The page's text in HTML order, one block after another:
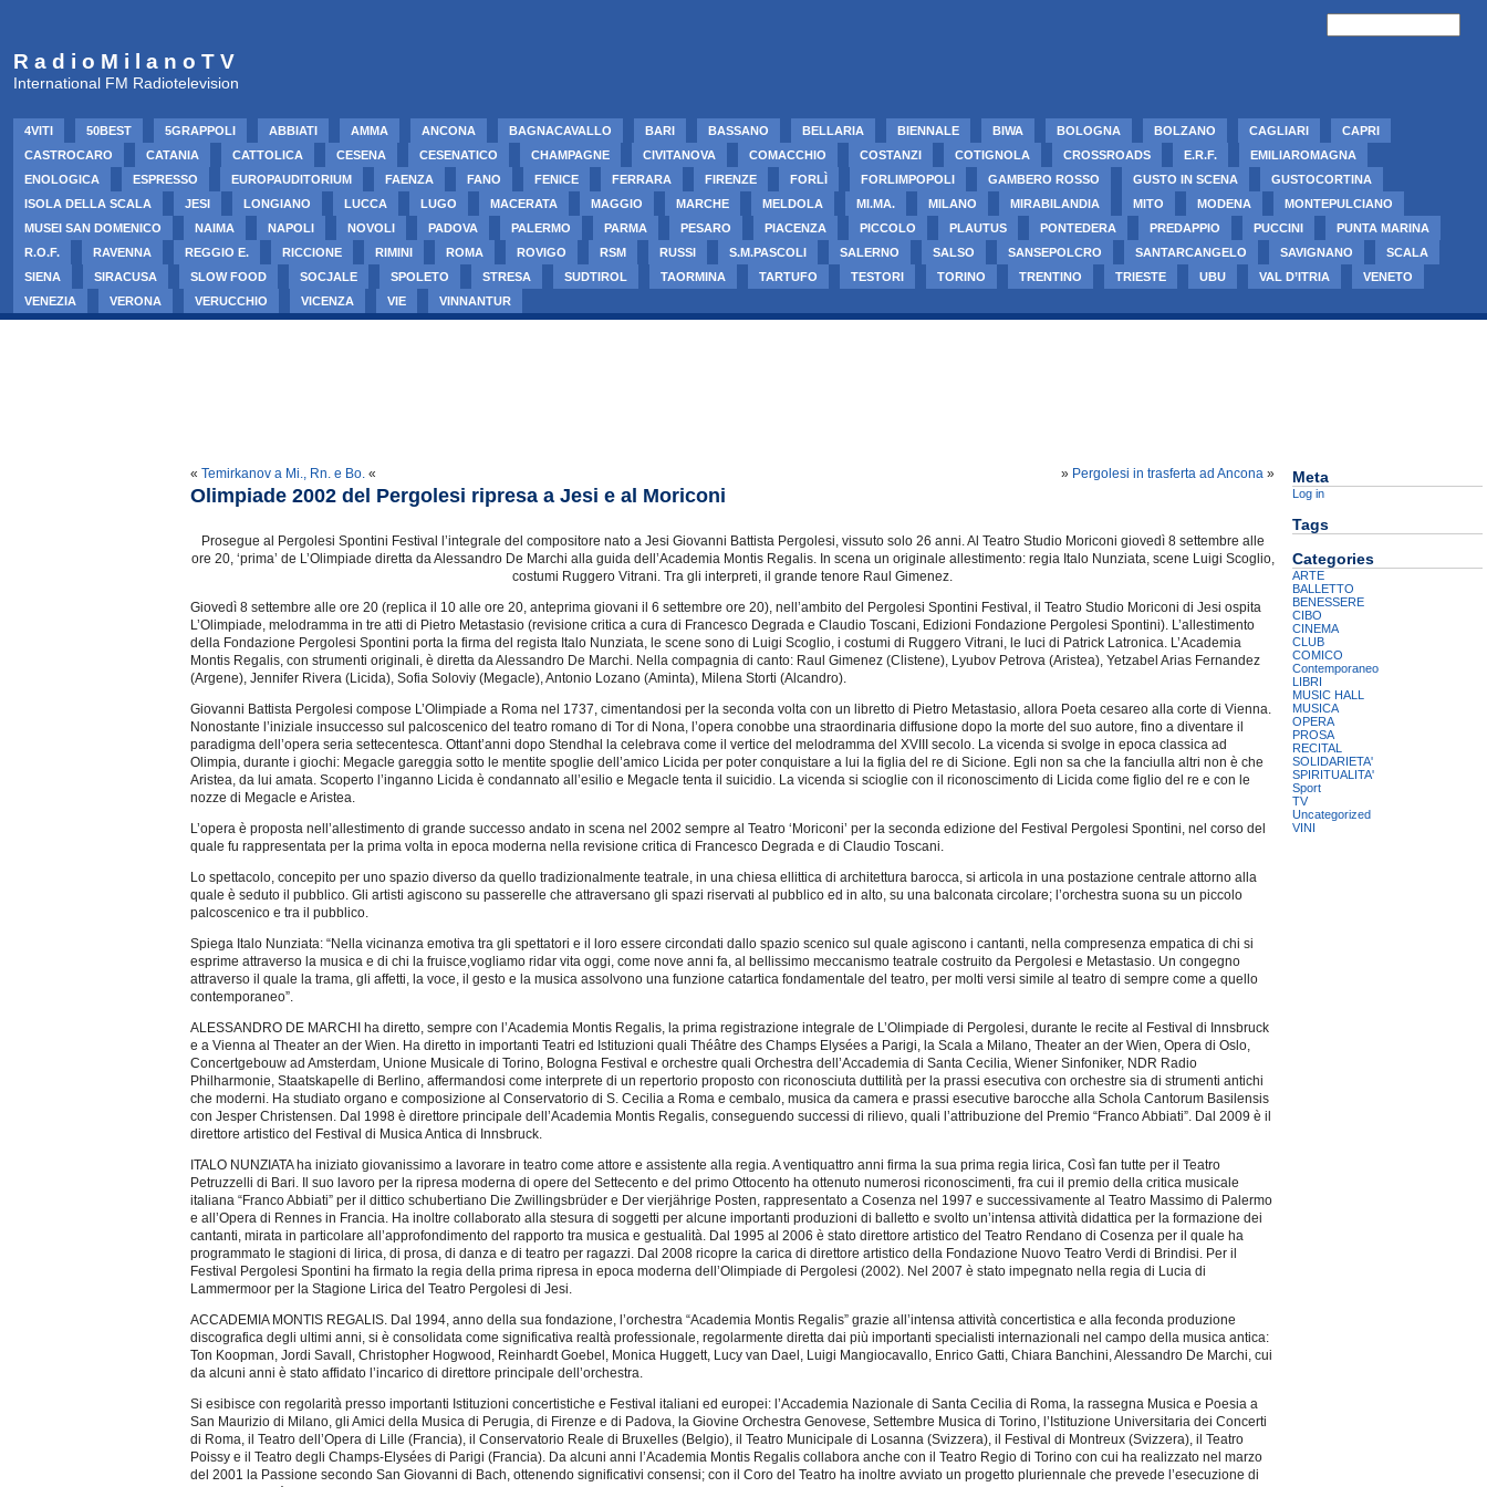
R a d i o M i l a n o T V
International FM Radiotelevision
4VITI 50BEST 5GRAPPOLI ABBIATI AMMA ANCONA BAGNACAVALLO BARI BASSANO BELLARIA BIENNALE BIWA BOLOGNA BOLZANO CAGLIARI
CAPRI
CASTROCARO
CATANIA CATTOLICA CESENA CESENATICO CHAMPAGNE CIVITANOVA COMACCHIO COSTANZI COTIGNOLA CROSSROADS E.R.F.
EMILIAROMAGNA
ENOLOGICA
ESPRESSO EUROPAUDITORIUM FAENZA FANO FENICE FERRARA FIRENZE FORLÌ FORLIMPOPOLI GAMBERO ROSSO GUSTO IN SCENA
GUSTOCORTINA
ISOLA DELLA SCALA
JESI LONGIANO LUCCA LUGO MACERATA MAGGIO MARCHE MELDOLA MI.MA. MILANO MIRABILANDIA MITO MODENA
MONTEPULCIANO
MUSEI SAN DOMENICO
NAIMA NAPOLI NOVOLI PADOVA PALERMO PARMA PESARO PIACENZA PICCOLO PLAUTUS PONTEDERA PREDAPPIO PUCCINI
PUNTA MARINA
R.O.F.
RAVENNA REGGIO E. RICCIONE RIMINI ROMA ROVIGO RSM RUSSI S.M.PASCOLI SALERNO SALSO SANSEPOLCRO SANTARCANGELO SAVIGNANO
SCALA
SIENA
SIRACUSA SLOW FOOD SOCJALE SPOLETO STRESA SUDTIROL TAORMINA TARTUFO TESTORI TORINO TRENTINO TRIESTE UBU VAL D’ITRIA
VENETO
VENEZIA
VERONA VERUCCHIO VICENZA VIE VINNANTUR
« Temirkanov a Mi., Rn. e Bo. « » Pergolesi in trasferta ad Ancona »
Olimpiade 2002 del Pergolesi ripresa a Jesi e al Moriconi
Prosegue al Pergolesi Spontini Festival l’integrale del compositore nato a Jesi Giovanni Battista Pergolesi, vissuto solo 26 anni. Al Teatro Studio Moriconi giovedì 8 settembre alle
ore 20, ‘prima’ de L’Olimpiade diretta da Alessandro De Marchi alla guida dell’Academia Montis Regalis. In scena un originale allestimento: regia Italo Nunziata, scene Luigi Scoglio,
costumi Ruggero Vitrani. Tra gli interpreti, il grande tenore Raul Gimenez.
Giovedì 8 settembre alle ore 20 (replica il 10 alle ore 20, anteprima giovani il 6 settembre ore 20), nell’ambito del Pergolesi Spontini Festival, il Teatro Studio Moriconi di Jesi ospita
L’Olimpiade, melodramma in tre atti di Pietro Metastasio (revisione critica a cura di Francesco Degrada e Claudio Toscani, Edizioni Fondazione Pergolesi Spontini). L’allestimento
della Fondazione Pergolesi Spontini porta la firma del regista Italo Nunziata, le scene sono di Luigi Scoglio, i costumi di Ruggero Vitrani, le luci di Patrick Latronica. L’Academia
Montis Regalis, con strumenti originali, è diretta da Alessandro De Marchi. Nella compagnia di canto: Raul Gimenez (Clistene), Lyubov Petrova (Aristea), Yetzabel Arias Fernandez
(Argene), Jennifer Rivera (Licida), Sofia Soloviy (Megacle), Antonio Lozano (Aminta), Milena Storti (Alcandro).
Giovanni Battista Pergolesi compose L’Olimpiade a Roma nel 1737, cimentandosi per la seconda volta con un libretto di Pietro Metastasio, allora Poeta cesareo alla corte di Vienna.
Nonostante l’iniziale insuccesso sul palcoscenico del teatro romano di Tor di Nona, l’opera conobbe una straordinaria diffusione dopo la morte del suo autore, fino a diventare il
paradigma dell’opera seria settecentesca. Ottant’anni dopo Stendhal la celebrava come il vertice del melodramma del XVIII secolo. La vicenda si svolge in epoca classica ad
Olimpia, durante i giochi: Megacle gareggia sotto le mentite spoglie dell’amico Licida per poter conquistare a lui la figlia del re di Sicione. Egli non sa che la fanciulla altri non è che
Aristea, da lui amata. Scoperto l’inganno Licida è condannato all’esilio e Megacle tenta il suicidio. La vicenda si scioglie con il riconoscimento di Licida come figlio del re e con le
nozze di Megacle e Aristea.
L’opera è proposta nell’allestimento di grande successo andato in scena nel 2002 sempre al Teatro ‘Moriconi’ per la seconda edizione del Festival Pergolesi Spontini, nel corso del
quale fu rappresentata per la prima volta in epoca moderna nella revisione critica di Francesco Degrada e di Claudio Toscani.
Lo spettacolo, concepito per uno spazio diverso da quello tradizionalmente teatrale, in una chiesa ellittica di architettura barocca, si articola in una postazione centrale attorno alla
quale è seduto il pubblico. Gli artisti agiscono su passerelle che attraversano gli spazi riservati al pubblico ed in alto, su una balconata circolare; l’orchestra suona su un piccolo
palcoscenico e tra il pubblico.
Spiega Italo Nunziata: “Nella vicinanza emotiva tra gli spettatori e il loro essere circondati dallo spazio scenico sul quale agiscono i cantanti, nella compresenza empatica di chi si
esprime attraverso la musica e di chi la fruisce,vogliamo ridar vita oggi, come nove anni fa, al bellissimo meccanismo teatrale costruito da Pergolesi e Metastasio. Un congegno
attraverso il quale la trama, gli affetti, la voce, il gesto e la musica assolvono una funzione catartica fondamentale del teatro, per molti versi simile al teatro di sempre come a quello
contemporaneo”.
ALESSANDRO DE MARCHI ha diretto, sempre con l’Academia Montis Regalis, la prima registrazione integrale de L’Olimpiade di Pergolesi, durante le recite al Festival di Innsbruck
e a Vienna al Theater an der Wien. Ha diretto in importanti Teatri ed Istituzioni quali Théâtre des Champs Elysées a Parigi, la Scala a Milano, Theater an der Wien, Opera di Oslo,
Concertgebouw ad Amsterdam, Unione Musicale di Torino, Bologna Festival e orchestre quali Orchestra dell’Accademia di Santa Cecilia, Wiener Sinfoniker, NDR Radio
Philharmonie, Staatskapelle di Berlino, affermandosi come interprete di un repertorio proposto con riconosciuta duttilità per la prassi esecutiva con orchestre sia di strumenti antichi
che moderni. Ha studiato organo e composizione al Conservatorio di S. Cecilia a Roma e cembalo, musica da camera e prassi esecutive barocche alla Schola Cantorum Basilensis
con Jesper Christensen. Dal 1998 è direttore principale dell’Academia Montis Regalis, conseguendo successi di rilievo, quali l’attribuzione del Premio “Franco Abbiati”. Dal 2009 è il
direttore artistico del Festival di Musica Antica di Innsbruck.
ITALO NUNZIATA ha iniziato giovanissimo a lavorare in teatro come attore e assistente alla regia. A ventiquattro anni firma la sua prima regia lirica, Così fan tutte per il Teatro
Petruzzelli di Bari. Il suo lavoro per la ripresa moderna di opere del Settecento e del primo Ottocento ha ottenuto numerosi riconoscimenti, fra cui il premio della critica musicale
italiana “Franco Abbiati” per il dittico schubertiano Die Zwillingsbrüder e Der vierjährige Posten, rappresentato a Cosenza nel 1997 e successivamente al Teatro Massimo di Palermo
e all’Opera di Rennes in Francia. Ha inoltre collaborato alla stesura di soggetti per alcune importanti produzioni di balletto e svolto un’intensa attività didattica per la formazione dei
cantanti, mirata in particolare all’approfondimento del rapporto tra musica e gestualità. Dal 1995 al 2006 è stato direttore artistico del Teatro Rendano di Cosenza per il quale ha
programmato le stagioni di lirica, di prosa, di danza e di teatro per ragazzi. Dal 2008 ricopre la carica di direttore artistico della Fondazione Nuovo Teatro Verdi di Brindisi. Per il
Festival Pergolesi Spontini ha firmato la regia della prima ripresa in epoca moderna dell’Olimpiade di Pergolesi (2002). Nel 2007 è stato impegnato nella regia di Lucia di
Lammermoor per la Stagione Lirica del Teatro Pergolesi di Jesi.
ACCADEMIA MONTIS REGALIS. Dal 1994, anno della sua fondazione, l’orchestra “Academia Montis Regalis” grazie all’intensa attività concertistica e alla feconda produzione
discografica degli ultimi anni, si è consolidata come significativa realtà professionale, regolarmente diretta dai più importanti specialisti internazionali nel campo della musica antica:
Ton Koopman, Jordi Savall, Christopher Hogwood, Reinhardt Goebel, Monica Huggett, Lucy van Dael, Luigi Mangiocavallo, Enrico Gatti, Chiara Banchini, Alessandro De Marchi, cui
da alcuni anni è stato affidato l’incarico di direttore principale dell’orchestra.
Si esibisce con regolarità presso importanti Istituzioni concertistiche e Festival italiani ed europei: l’Accademia Nazionale di Santa Cecilia di Roma, la rassegna Musica e Poesia a
San Maurizio di Milano, gli Amici della Musica di Perugia, di Firenze e di Padova, la Giovine Orchestra Genovese, Settembre Musica di Torino, l’Istituzione Universitaria dei Concerti
di Roma, il Teatro dell’Opera di Lille (Francia), il Conservatorio Reale di Bruxelles (Belgio), il Teatro Municipale di Losanna (Svizzera), il Festival di Montreux (Svizzera), il Teatro
Poissy e il Teatro degli Champs-Elysées di Parigi (Francia). Da alcuni anni l’Academia Montis Regalis collabora anche con il Teatro Regio di Torino con cui ha realizzato nel marzo
del 2001 la Passione secondo San Giovanni di Bach, ottenendo significativi consensi; con il Coro del Teatro ha inoltre avviato un progetto pluriennale che prevede l’esecuzione di
Meta
Log in
Tags
Categories
ARTE
BALLETTO
BENESSERE
CIBO
CINEMA
CLUB
COMICO
Contemporaneo
LIBRI
MUSIC HALL
MUSICA
OPERA
PROSA
RECITAL
SOLIDARIETA'
SPIRITUALITA'
Sport
TV
Uncategorized
VINI